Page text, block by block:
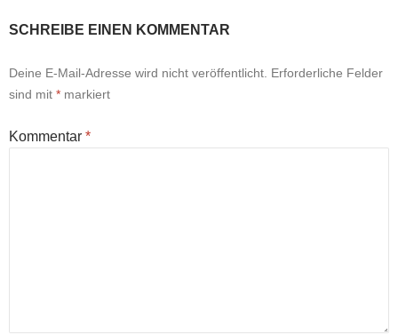
SCHREIBE EINEN KOMMENTAR
Deine E-Mail-Adresse wird nicht veröffentlicht. Erforderliche Felder
sind mit * markiert
Kommentar *